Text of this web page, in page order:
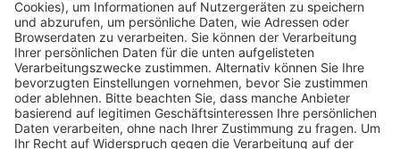
Pässe und Vereinswechsel
Trainerausbildung
Schulungsangebot Vereinsmitarbeiter
BFV-Geschäftsstellen
Trainerbörse